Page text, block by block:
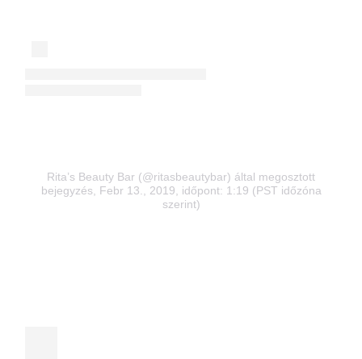
Rita’s Beauty Bar (@ritasbeautybar) által megosztott
bejegyzés , Febr 13., 2019, időpont: 1:19 (PST időzóna
szerint)